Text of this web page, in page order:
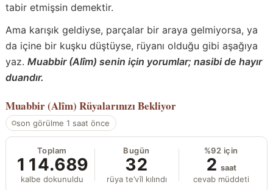
tabir etmişsin demektir.
Ama karışık geldiyse, parçalar bir araya gelmiyorsa, ya
da içine bir kuşku düştüyse, rüyanı olduğu gibi aşağıya
yaz. Muabbir (Alîm) senin için yorumlar; nasibi de hayır
duandır.
Muabbir (Alîm) Rüyalarınızı Bekliyor
son görülme 1 saat önce
Toplam
114.689
kalbe dokunuldu
Bugün
32
rüya te’vîl kılındı
%92 için
2 saat
cevab müddeti